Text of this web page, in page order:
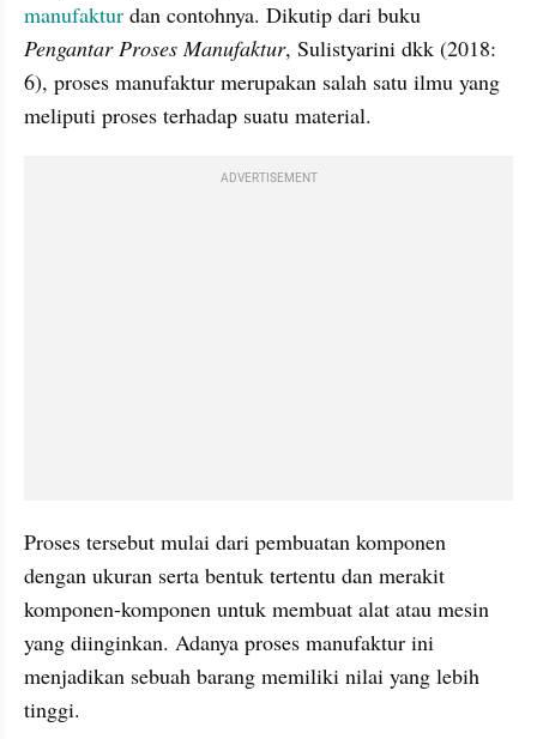
manufaktur
Pengantar Proses Manufaktur, Sulistyarini dkk (2018:
6), proses manufaktur merupakan salah satu ilmu yang
meliputi proses terhadap suatu material.
ADVERTISEMENT
Proses tersebut mulai dari pembuatan komponen
dengan ukuran serta bentuk tertentu dan merakit
komponen-komponen untuk membuat alat atau mesin
yang diinginkan. Adanya proses manufaktur ini
menjadikan sebuah barang memiliki nilai yang lebih
tinggi.